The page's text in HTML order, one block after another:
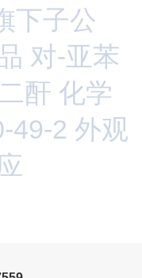
下子公
对-亚苯
酐 化学
49-2 外观